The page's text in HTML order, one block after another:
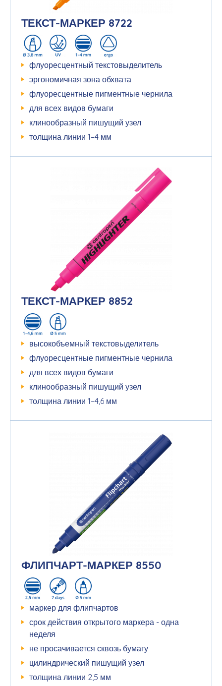
ТЕКСТ-МАРКЕР 8722
флуоресцентный текстовыделитель
эргономичная зона обхвата
флуоресцентные пигментные чернила
для всех видов бумаги
клинообразный пишущий узел
толщина линии 1–4 мм
ТЕКСТ-МАРКЕР 8852
высокобъемный текстовыделитель
флуоресцентные пигментные чернила
для всех видов бумаги
клинообразный пишущий узел
толщина линии 1–4,6 мм
ФЛИПЧАРТ-МАРКЕР 8550
маркер для флипчартов
срок действия открытого маркера - одна
неделя
не просачивается сквозь бумагу
цилиндрический пишущий узел
толщина линии 2,5 мм